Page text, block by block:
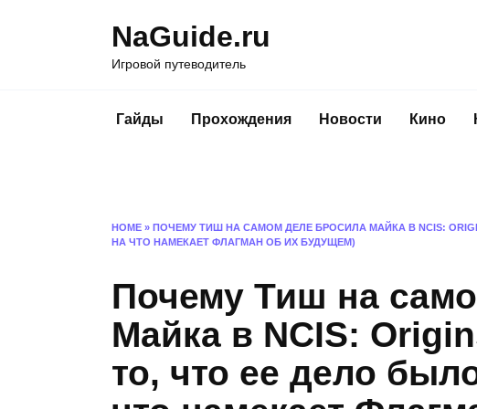
NaGuide.ru
Игровой путеводитель
Гайды Прохождения Новости Кино
HOME » ПОЧЕМУ ТИШ НА САМОМ ДЕЛЕ БРОСИЛА МАЙКА В NCIS:
НА ЧТО НАМЕКАЕТ ФЛАГМАН ОБ ИХ БУДУЩЕМ)
Почему Тиш на
Майка в NCIS:
то, что ее дело